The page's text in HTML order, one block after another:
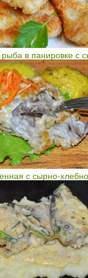
в панировке с
с сырно-